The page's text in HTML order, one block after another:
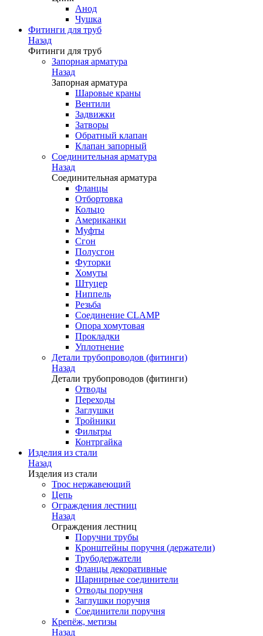
Анод
Чушка
Фитинги для труб
Назад
Фитинги для труб
Запорная арматура
Назад
Запорная арматура
Шаровые краны
Вентили
Задвижки
Затворы
Обратный клапан
Клапан запорный
Соединительная арматура
Назад
Соединительная арматура
Фланцы
Отбортовка
Кольцо
Американки
Муфты
Сгон
Полусгон
Футорки
Хомуты
Штуцер
Ниппель
Резьба
Соединение CLAMP
Опора хомутовая
Прокладки
Уплотнение
Детали трубопроводов (фитинги)
Назад
Детали трубопроводов (фитинги)
Отводы
Переходы
Заглушки
Тройники
Фильтры
Контргайка
Изделия из стали
Назад
Изделия из стали
Трос нержавеющий
Цепь
Ограждения лестниц
Назад
Ограждения лестниц
Поручни трубы
Кронштейны поручня (держатели)
Трубодержатели
Фланцы декоративные
Шарнирные соединители
Отводы поручня
Заглушки поручня
Соединители поручня
Крепёж, метизы
Назад